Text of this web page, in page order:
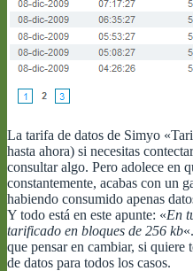
La tarifa de datos de Simyo
hasta ahora) si necesitas
consultar algo. Pero adolece en
constantemente, acabas con un
habiendo consumido apenas
Y todo está en este apunte: «En
tarificado en bloques de 256 kb
que pensar en cambiar, si quiere
de datos para todos los casos.